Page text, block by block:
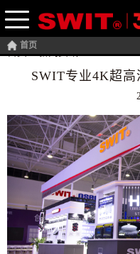
首页
首页>新闻资讯
SWIT专业4K超